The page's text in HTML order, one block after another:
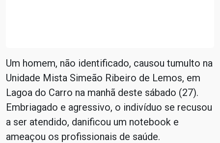
Um homem, não identificado, causou tumulto na
Unidade Mista Simeão Ribeiro de Lemos, em
Lagoa do Carro na manhã deste sábado (27).
Embriagado e agressivo, o indivíduo se recusou
a ser atendido, danificou um notebook e
ameaçou os profissionais de saúde.